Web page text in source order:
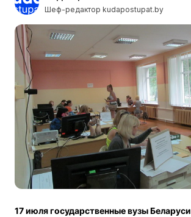
Шеф-редактор kudapostupat.by
17 июля государственные вузы